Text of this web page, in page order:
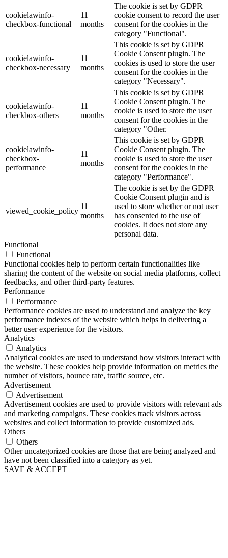
cookielawinfo-
checkbox-functional
11
months
The cookie is set by GDPR
cookie consent to record the user
consent for the cookies in the
category "Functional".
cookielawinfo-
checkbox-necessary
11
months
This cookie is set by GDPR
Cookie Consent plugin. The
cookies is used to store the user
consent for the cookies in the
category "Necessary".
cookielawinfo-
checkbox-others
11
months
This cookie is set by GDPR
Cookie Consent plugin. The
cookie is used to store the user
consent for the cookies in the
category "Other.
cookielawinfo-
checkbox-
performance
11
months
This cookie is set by GDPR
Cookie Consent plugin. The
cookie is used to store the user
consent for the cookies in the
category "Performance".
viewed_cookie_policy
11
months
The cookie is set by the GDPR
Cookie Consent plugin and is
used to store whether or not user
has consented to the use of
cookies. It does not store any
personal data.
Functional
Functional
Functional cookies help to perform certain functionalities like
sharing the content of the website on social media platforms, collect
feedbacks, and other third-party features.
Performance
Performance
Performance cookies are used to understand and analyze the key
performance indexes of the website which helps in delivering a
better user experience for the visitors.
Analytics
Analytics
Analytical cookies are used to understand how visitors interact with
the website. These cookies help provide information on metrics the
number of visitors, bounce rate, traffic source, etc.
Advertisement
Advertisement
Advertisement cookies are used to provide visitors with relevant ads
and marketing campaigns. These cookies track visitors across
websites and collect information to provide customized ads.
Others
Others
Other uncategorized cookies are those that are being analyzed and
have not been classified into a category as yet.
SAVE & ACCEPT